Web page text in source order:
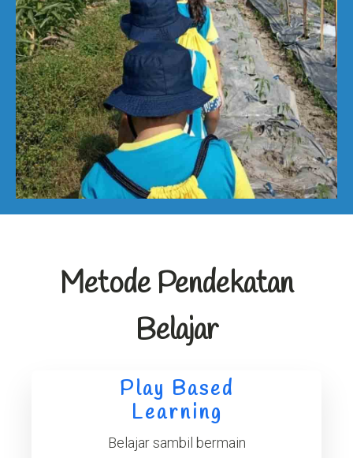
Metode Pendekatan
Belajar
Play Based
Learning
Belajar sambil bermain